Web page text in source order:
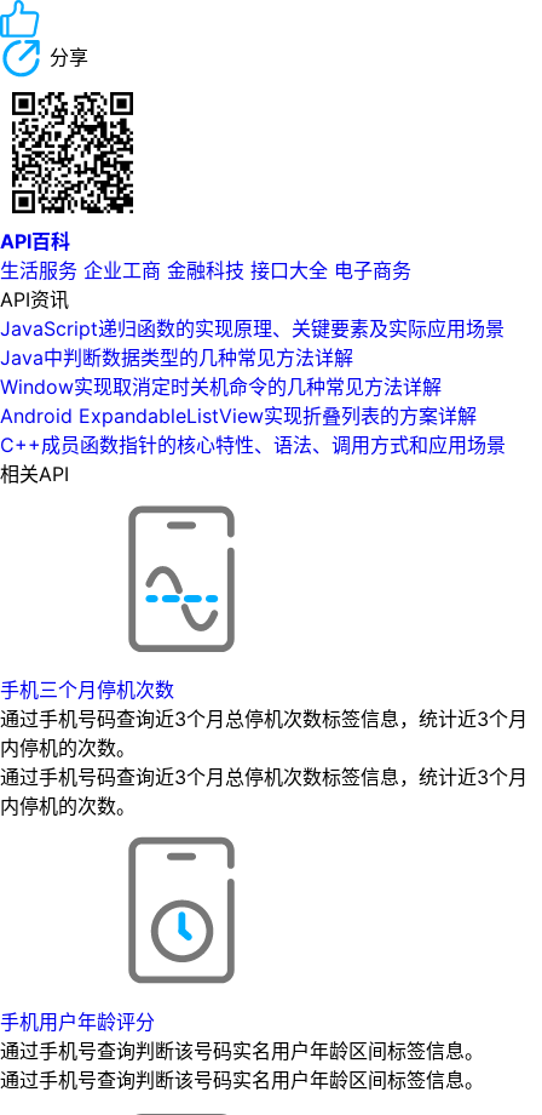
分享
API百科
生活服务 企业工商 金融科技 接口大全 电子商务
API资讯
JavaScript递归函数的实现原理、关键要素及实际应用场景
Java中判断数据类型的几种常见方法详解
Window实现取消定时关机命令的几种常见方法详解
Android ExpandableListView实现折叠列表的方案详解
C++成员函数指针的核心特性、语法、调用方式和应用场景
相关API
手机三个月停机次数
通过手机号码查询近3个月总停机次数标签信息，统计近3个月
内停机的次数。
通过手机号码查询近3个月总停机次数标签信息，统计近3个月
内停机的次数。
手机用户年龄评分
通过手机号查询判断该号码实名用户年龄区间标签信息。
通过手机号查询判断该号码实名用户年龄区间标签信息。